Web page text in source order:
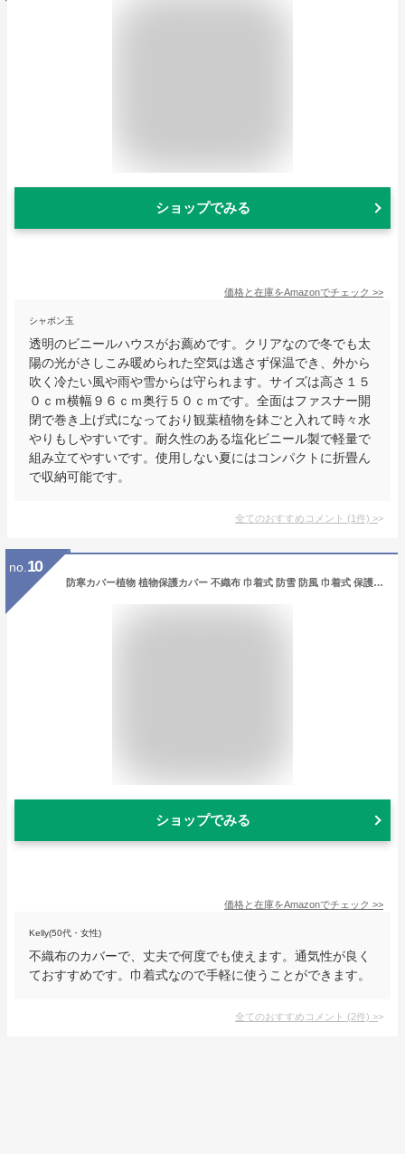
ショップでみる
価格と在庫をAmazonでチェック >>
シャボン玉
透明のビニールハウスがお薦めです。クリアなので冬でも太
陽の光がさしこみ暖められた空気は逃さず保温でき、外から
吹く冷たい風や雨や雪からは守られます。サイズは高さ１５
０ｃｍ横幅９６ｃｍ奥行５０ｃｍです。全面はファスナー開
閉で巻き上げ式になっており観葉植物を鉢ごと入れて時々水
やりもしやすいです。耐久性のある塩化ビニール製で軽量で
組み立てやすいです。使用しない夏にはコンパクトに折畳ん
で収納可能です。
全てのおすすめコメント (1件) >
no. 10
防寒カバー植物 植物保護カバー 不織布 巾着式 防雪 防風 巾着式 保護袋 植物保温ネット 通気性 保護カバー 冬用防寒対策 再利用可能 ガーデン 観葉植物 園芸用品
ショップでみる
価格と在庫をAmazonでチェック >>
Kelly(50代・女性)
不織布のカバーで、丈夫で何度でも使えます。通気性が良く
ておすすめです。巾着式なので手軽に使うことができます。
全てのおすすめコメント (2件) >